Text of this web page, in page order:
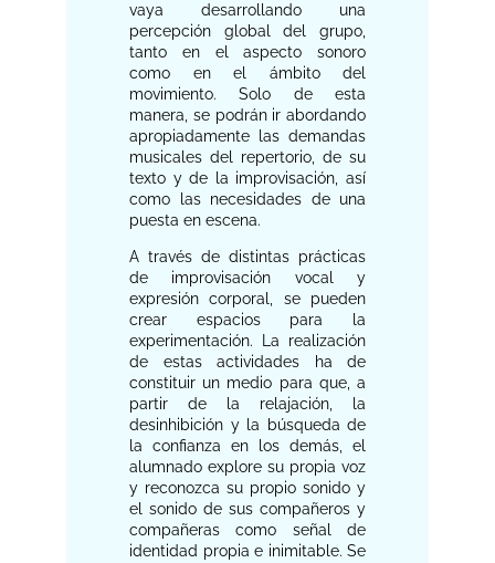
vaya desarrollando una
percepción global del grupo,
tanto en el aspecto sonoro
como en el ámbito del
movimiento. Solo de esta
manera, se podrán ir abordando
apropiadamente las demandas
musicales del repertorio, de su
texto y de la improvisación, así
como las necesidades de una
puesta en escena.
A través de distintas prácticas
de improvisación vocal y
expresión corporal, se pueden
crear espacios para la
experimentación. La realización
de estas actividades ha de
constituir un medio para que, a
partir de la relajación, la
desinhibición y la búsqueda de
la confianza en los demás, el
alumnado explore su propia voz
y reconozca su propio sonido y
el sonido de sus compañeros y
compañeras como señal de
identidad propia e inimitable. Se